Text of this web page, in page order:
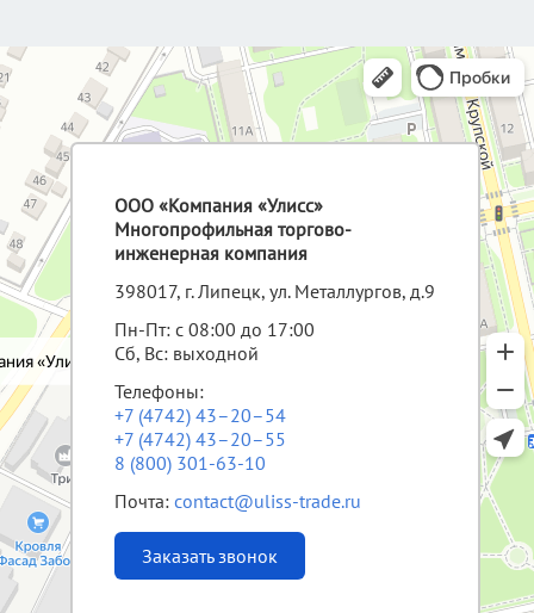
ООО «Компания «Улисс»
Многопрофильная торгово-
инженерная компания
398017, г. Липецк, ул. Металлургов, д.9
Пн-Пт: с 08:00 до 17:00
Сб, Вс: выходной
Телефоны:
+7 (4742) 43–20–54
+7 (4742) 43–20–55
8 (800) 301-63-10
Почта:contact@uliss-trade.ru
Заказать звонок